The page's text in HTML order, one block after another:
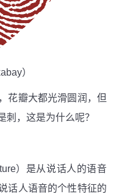
）
瓣大都光滑圆润，但
刺，这是为什么呢？
）是从说话人的语音
话人语音的个性特征的